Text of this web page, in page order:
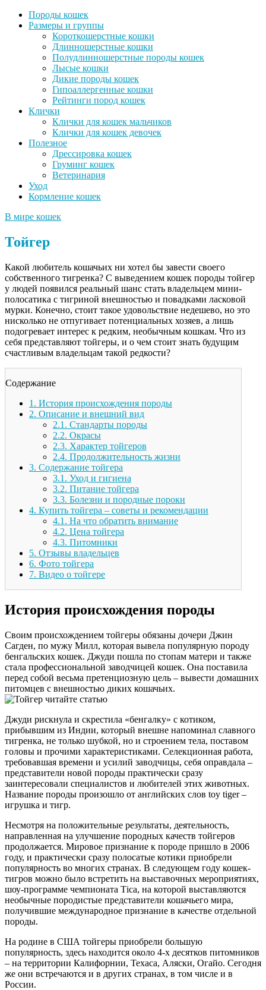
Породы кошек
Размеры и группы
Короткошерстные кошки
Длинношерстные кошки
Полудлинношерстные породы кошек
Лысые кошки
Дикие породы кошек
Гипоаллергенные кошки
Рейтинги пород кошек
Клички
Клички для кошек мальчиков
Клички для кошек девочек
Полезное
Дрессировка кошек
Груминг кошек
Ветеринария
Уход
Кормление кошек
В мире кошек
Тойгер
Какой любитель кошачьих ни хотел бы завести своего
собственного тигренка? С выведением кошек породы тойгер
у людей появился реальный шанс стать владельцем мини-
полосатика с тигриной внешностью и повадками ласковой
мурки. Конечно, стоит такое удовольствие недешево, но это
нисколько не отпугивает потенциальных хозяев, а лишь
подогревает интерес к редким, необычным кошкам. Что из
себя представляют тойгеры, и о чем стоит знать будущим
счастливым владельцам такой редкости?
Содержание
1. История происхождения породы
2. Описание и внешний вид
2.1. Стандарты породы
2.2. Окрасы
2.3. Характер тойгеров
2.4. Продолжительность жизни
3. Содержание тойгера
3.1. Уход и гигиена
3.2. Питание тойгера
3.3. Болезни и породные пороки
4. Купить тойгера – советы и рекомендации
4.1. На что обратить внимание
4.2. Цена тойгера
4.3. Питомники
5. Отзывы владельцев
6. Фото тойгера
7. Видео о тойгере
История происхождения породы
Своим происхождением тойгеры обязаны дочери Джин
Сагден, по мужу Милл, которая вывела популярную породу
бенгальских кошек. Джуди пошла по стопам матери и также
стала профессиональной заводчицей кошек. Она поставила
перед собой весьма претенциозную цель – вывести домашних
питомцев с внешностью диких кошачьих.
Джуди рискнула и скрестила «бенгалку» с котиком,
прибывшим из Индии, который внешне напоминал славного
тигренка, не только шубкой, но и строением тела, поставом
головы и прочими характеристиками. Селекционная работа,
требовавшая времени и усилий заводчицы, себя оправдала –
представители новой породы практически сразу
заинтересовали специалистов и любителей этих животных.
Название породы произошло от английских слов toy tiger –
игрушка и тигр.
Несмотря на положительные результаты, деятельность,
направленная на улучшение породных качеств тойгеров
продолжается. Мировое признание к породе пришло в 2006
году, и практически сразу полосатые котики приобрели
популярность во многих странах. В следующем году кошек-
тигров можно было встретить на выставочных мероприятиях,
шоу-программе чемпионата Тiса, на которой выставляются
необычные породистые представители кошачьего мира,
получившие международное признание в качестве отдельной
породы.
На родине в США тойгеры приобрели большую
популярность, здесь находится около 4-х десятков питомников
– на территории Калифорнии, Техаса, Аляски, Огайо. Сегодня
же они встречаются и в других странах, в том числе и в
России.